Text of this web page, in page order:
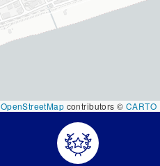
OpenStreetMap contributors © CARTO